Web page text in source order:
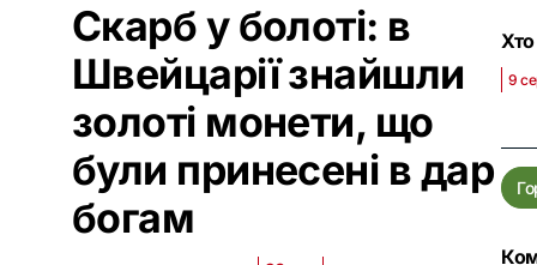
Скарб у болоті: в
Швейцарії знайшли
золоті монети, що
були принесені в дар
богам
Хто
9